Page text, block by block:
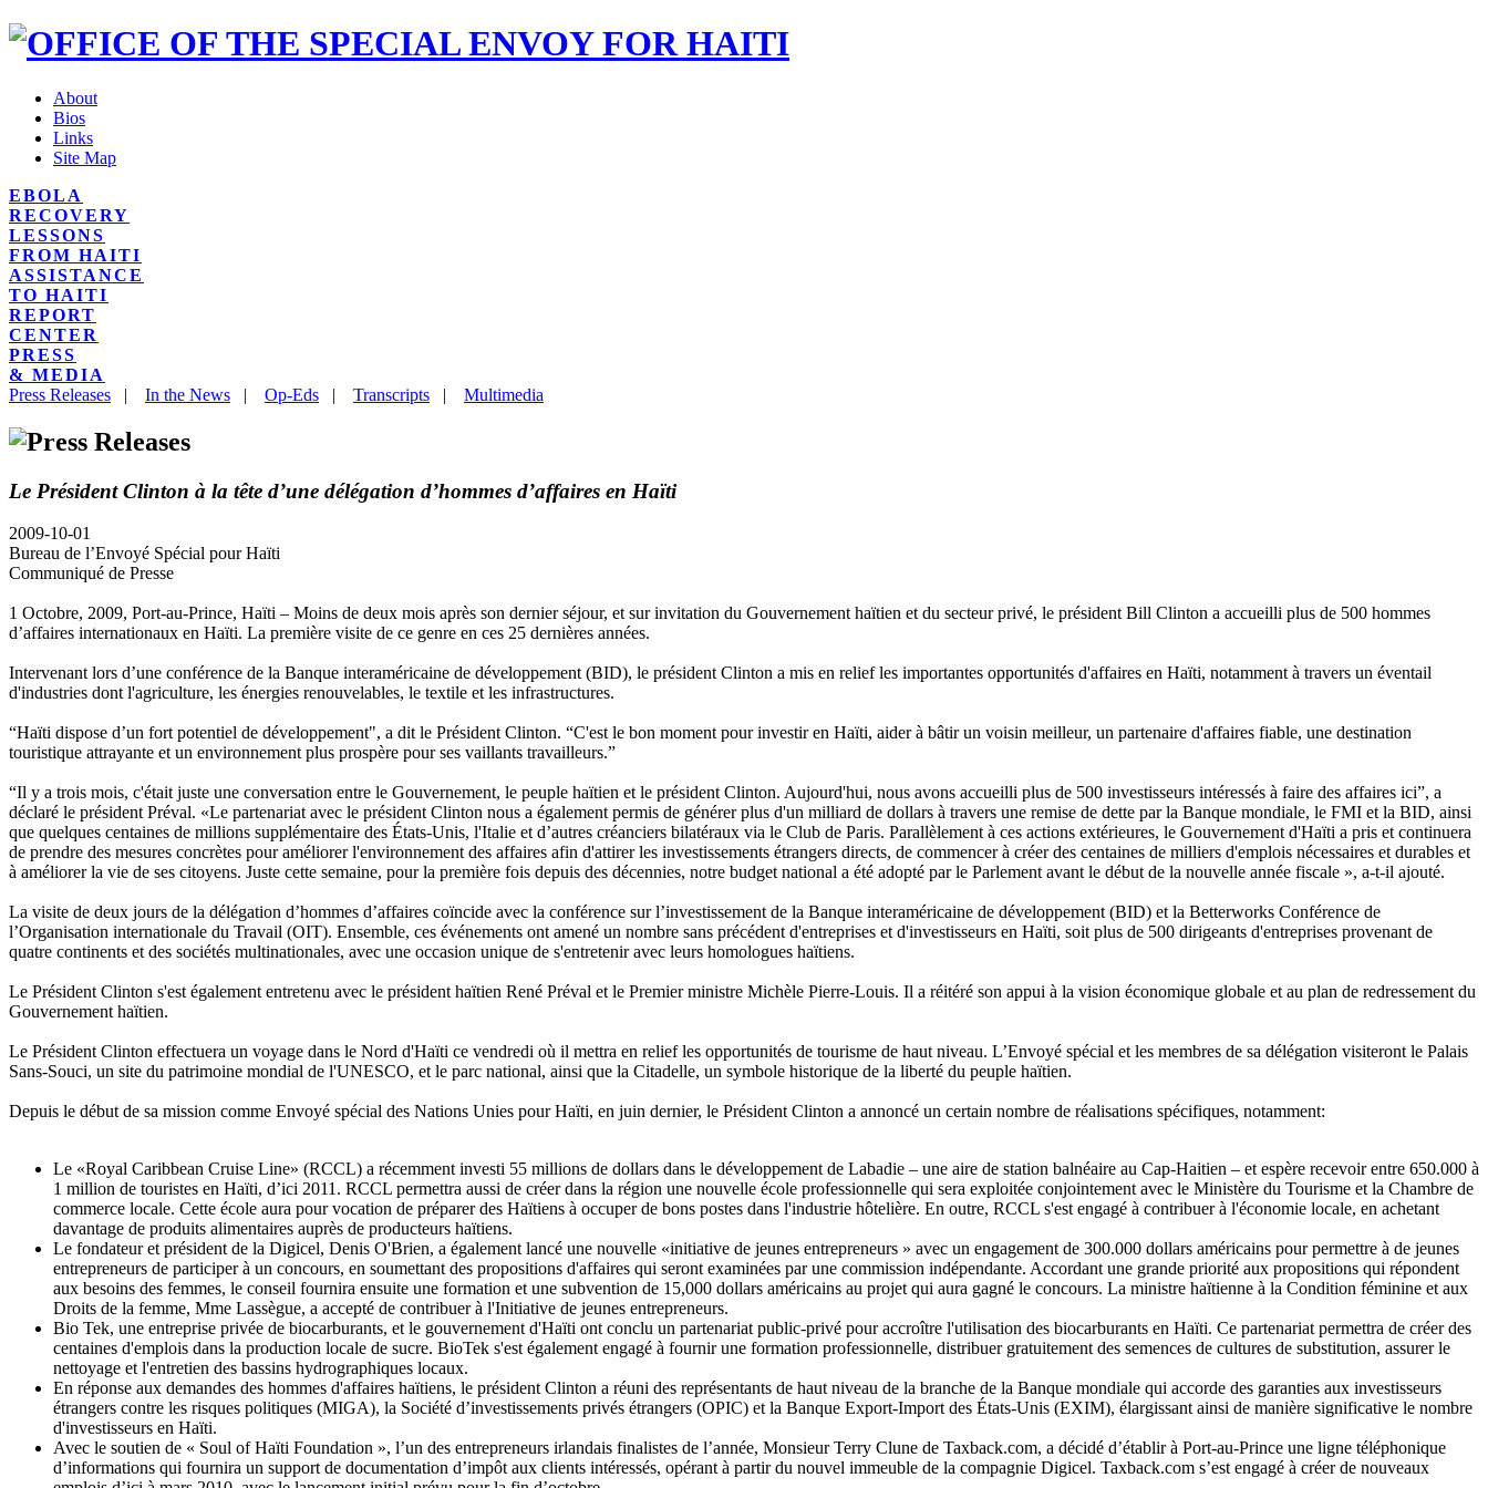
About
Bios
Links
Site Map
EBOLA
RECOVERY
LESSONS
FROM HAITI
ASSISTANCE
TO HAITI
REPORT
CENTER
PRESS
& MEDIA
Press Releases | In the News | Op-Eds | Transcripts | Multimedia
Le Président Clinton à la tête d’une délégation d’hommes d’affaires en Haïti
2009-10-01
Bureau de l’Envoyé Spécial pour Haïti
Communiqué de Presse
1 Octobre, 2009, Port-au-Prince, Haïti – Moins de deux mois après son dernier séjour, et sur invitation du Gouvernement haïtien et du secteur privé, le président Bill Clinton a accueilli plus de 500 hommes
d’affaires internationaux en Haïti. La première visite de ce genre en ces 25 dernières années.
Intervenant lors d’une conférence de la Banque interaméricaine de développement (BID), le président Clinton a mis en relief les importantes opportunités d'affaires en Haïti, notamment à travers un éventail
d'industries dont l'agriculture, les énergies renouvelables, le textile et les infrastructures.
“Haïti dispose d’un fort potentiel de développement", a dit le Président Clinton. “C'est le bon moment pour investir en Haïti, aider à bâtir un voisin meilleur, un partenaire d'affaires fiable, une destination
touristique attrayante et un environnement plus prospère pour ses vaillants travailleurs.”
“Il y a trois mois, c'était juste une conversation entre le Gouvernement, le peuple haïtien et le président Clinton. Aujourd'hui, nous avons accueilli plus de 500 investisseurs intéressés à faire des affaires ici”, a
déclaré le président Préval. «Le partenariat avec le président Clinton nous a également permis de générer plus d'un milliard de dollars à travers une remise de dette par la Banque mondiale, le FMI et la BID, ainsi
que quelques centaines de millions supplémentaire des États-Unis, l'Italie et d’autres créanciers bilatéraux via le Club de Paris. Parallèlement à ces actions extérieures, le Gouvernement d'Haïti a pris et continuera
de prendre des mesures concrètes pour améliorer l'environnement des affaires afin d'attirer les investissements étrangers directs, de commencer à créer des centaines de milliers d'emplois nécessaires et durables et
à améliorer la vie de ses citoyens. Juste cette semaine, pour la première fois depuis des décennies, notre budget national a été adopté par le Parlement avant le début de la nouvelle année fiscale », a-t-il ajouté.
La visite de deux jours de la délégation d’hommes d’affaires coïncide avec la conférence sur l’investissement de la Banque interaméricaine de développement (BID) et la Betterworks Conférence de
l’Organisation internationale du Travail (OIT). Ensemble, ces événements ont amené un nombre sans précédent d'entreprises et d'investisseurs en Haïti, soit plus de 500 dirigeants d'entreprises provenant de
quatre continents et des sociétés multinationales, avec une occasion unique de s'entretenir avec leurs homologues haïtiens.
Le Président Clinton s'est également entretenu avec le président haïtien René Préval et le Premier ministre Michèle Pierre-Louis. Il a réitéré son appui à la vision économique globale et au plan de redressement du
Gouvernement haïtien.
Le Président Clinton effectuera un voyage dans le Nord d'Haïti ce vendredi où il mettra en relief les opportunités de tourisme de haut niveau. L’Envoyé spécial et les membres de sa délégation visiteront le Palais
Sans-Souci, un site du patrimoine mondial de l'UNESCO, et le parc national, ainsi que la Citadelle, un symbole historique de la liberté du peuple haïtien.
Depuis le début de sa mission comme Envoyé spécial des Nations Unies pour Haïti, en juin dernier, le Président Clinton a annoncé un certain nombre de réalisations spécifiques, notamment:
Le «Royal Caribbean Cruise Line» (RCCL) a récemment investi 55 millions de dollars dans le développement de Labadie – une aire de station balnéaire au Cap-Haitien – et espère recevoir entre 650.000 à
1 million de touristes en Haïti, d’ici 2011. RCCL permettra aussi de créer dans la région une nouvelle école professionnelle qui sera exploitée conjointement avec le Ministère du Tourisme et la Chambre de
commerce locale. Cette école aura pour vocation de préparer des Haïtiens à occuper de bons postes dans l'industrie hôtelière. En outre, RCCL s'est engagé à contribuer à l'économie locale, en achetant
davantage de produits alimentaires auprès de producteurs haïtiens.
Le fondateur et président de la Digicel, Denis O'Brien, a également lancé une nouvelle «initiative de jeunes entrepreneurs » avec un engagement de 300.000 dollars américains pour permettre à de jeunes
entrepreneurs de participer à un concours, en soumettant des propositions d'affaires qui seront examinées par une commission indépendante. Accordant une grande priorité aux propositions qui répondent
aux besoins des femmes, le conseil fournira ensuite une formation et une subvention de 15,000 dollars américains au projet qui aura gagné le concours. La ministre haïtienne à la Condition féminine et aux
Droits de la femme, Mme Lassègue, a accepté de contribuer à l'Initiative de jeunes entrepreneurs.
Bio Tek, une entreprise privée de biocarburants, et le gouvernement d'Haïti ont conclu un partenariat public-privé pour accroître l'utilisation des biocarburants en Haïti. Ce partenariat permettra de créer des
centaines d'emplois dans la production locale de sucre. BioTek s'est également engagé à fournir une formation professionnelle, distribuer gratuitement des semences de cultures de substitution, assurer le
nettoyage et l'entretien des bassins hydrographiques locaux.
En réponse aux demandes des hommes d'affaires haïtiens, le président Clinton a réuni des représentants de haut niveau de la branche de la Banque mondiale qui accorde des garanties aux investisseurs
étrangers contre les risques politiques (MIGA), la Société d’investissements privés étrangers (OPIC) et la Banque Export-Import des États-Unis (EXIM), élargissant ainsi de manière significative le nombre
d'investisseurs en Haïti.
Avec le soutien de « Soul of Haïti Foundation », l’un des entrepreneurs irlandais finalistes de l’année, Monsieur Terry Clune de Taxback.com, a décidé d’établir à Port-au-Prince une ligne téléphonique
d’informations qui fournira un support de documentation d’impôt aux clients intéressés, opérant à partir du nouvel immeuble de la compagnie Digicel. Taxback.com s’est engagé à créer de nouveaux